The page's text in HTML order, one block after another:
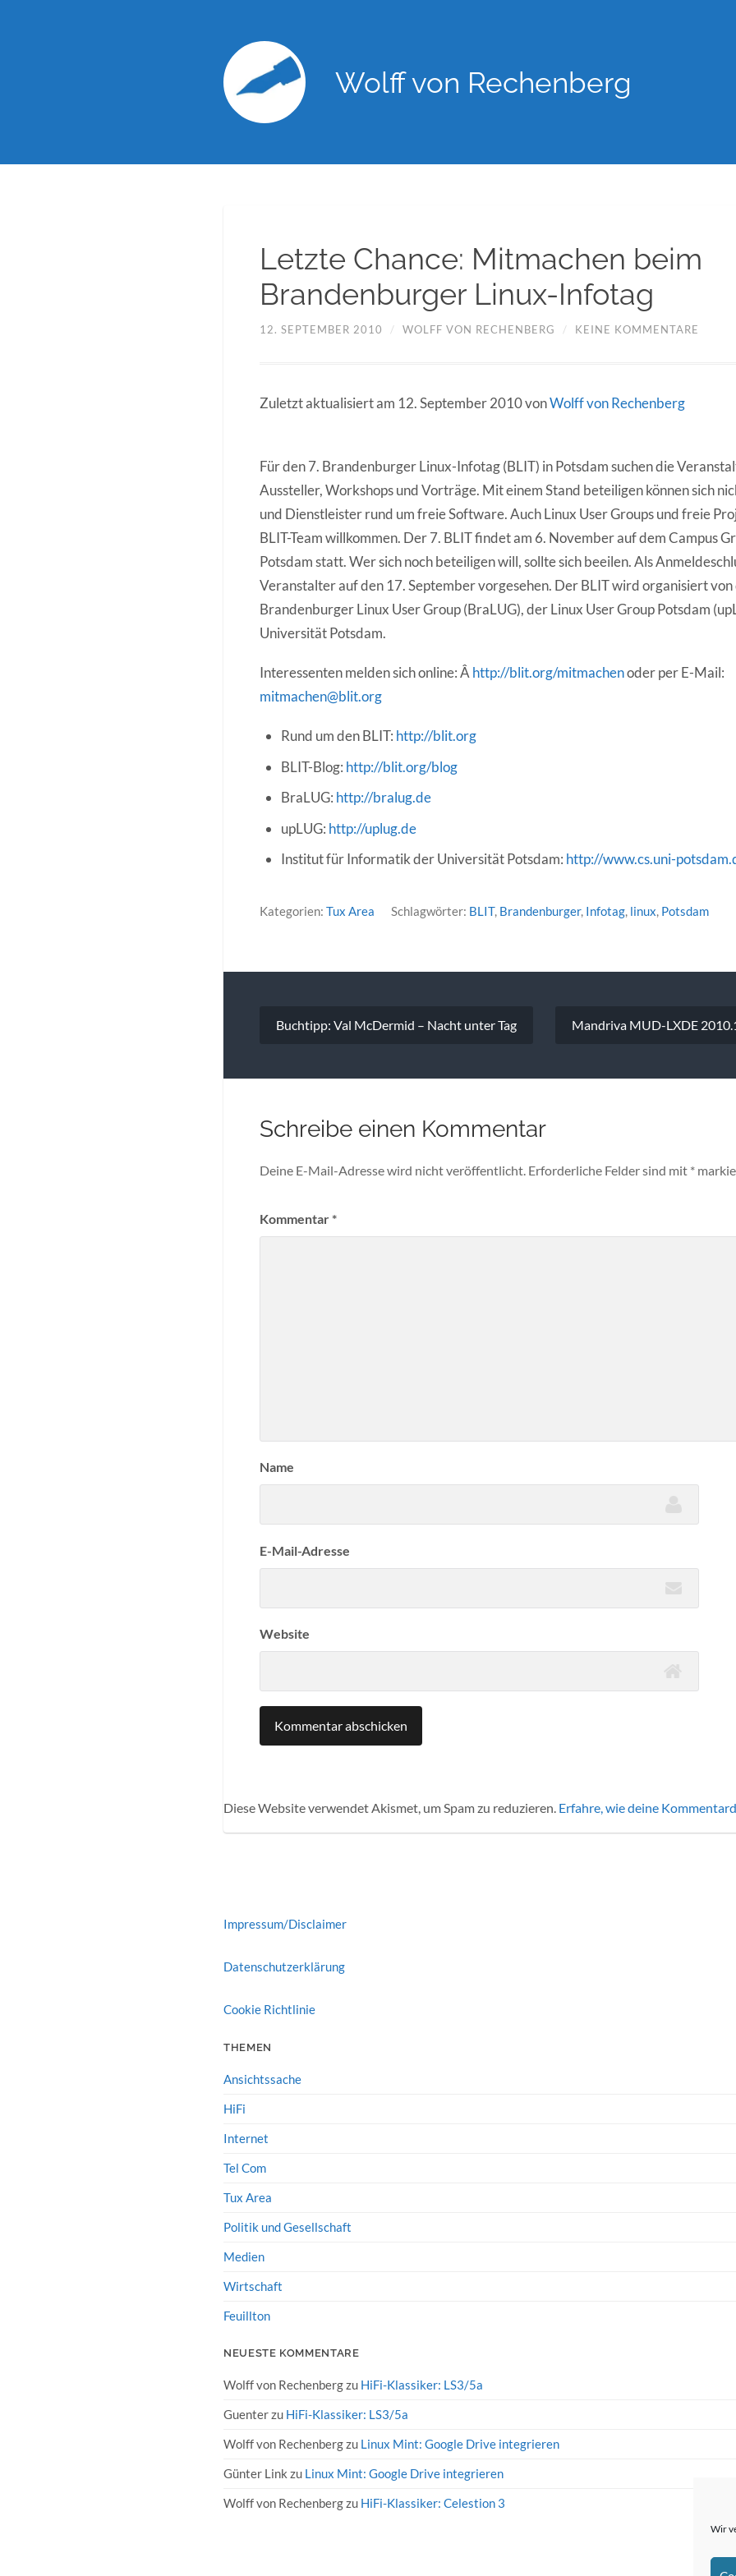
Wir
Wolff von Rechenberg
Letzte Chance: Mitmachen beim
Brandenburger Linux-Infotag
12. SEPTEMBER 2010 / WOLFF VON RECHENBERG / KEINE KOMMENTARE
Zuletzt aktualisiert am 12. September 2010 vonWolff von Rechenberg
Für den 7. Brandenburger Linux-Infotag (BLIT) in Potsdam suchen die
Aussteller, Workshops und Vorträge. Mit einem Stand beteiligen können sich
und Dienstleister rund um freie Software. Auch Linux User Groups und freie
BLIT-Team willkommen. Der 7. BLIT findet am 6. November auf dem Campus
Potsdam statt. Wer sich noch beteiligen will, sollte sich beeilen. Als
Veranstalter auf den 17. September vorgesehen. Der BLIT wird organisiert
Brandenburger Linux User Group (BraLUG), der Linux User Group Potsdam
Universität Potsdam.
Interessenten melden sich online: Â http://blit.org/mitmachenoder per E-Mail:
mitmachen@blit.org
Rund um den BLIT: http://blit.org
BLIT-Blog: http://blit.org/blog
BraLUG: http://bralug.de
upLUG: http://uplug.de
Institut für Informatik der Universität Potsdam: http://www.cs.uni-
Kategorien: Tux Area Schlagwörter: BLIT, Brandenburger, Infotag, linux, Potsdam
Buchtipp: Val McDermid – Nacht unter Tag Mandriva MUD-LXDE
Schreibe einen Kommentar
Deine E-Mail-Adresse wird nicht veröffentlicht. Erforderliche Felder sind mit *
Kommentar*
Name
E-Mail-Adresse
Website
Diese Website verwendet Akismet, um Spam zu reduzieren. Erfahre, wie deine
Impressum/Disclaimer
Datenschutzerklärung
Cookie Richtlinie
THEMEN
Ansichtssache
HiFi
Internet
Tel Com
Tux Area
Politik und Gesellschaft
Medien
Wirtschaft
Feuillton
NEUESTE KOMMENTARE
Wolff von Rechenbergzu HiFi-Klassiker: LS3/5a
Guenterzu HiFi-Klassiker: LS3/5a
Wolff von Rechenbergzu Linux Mint: Google Drive integrieren
Günter Link zu Linux Mint: Google Drive integrieren
Wolff von Rechenbergzu HiFi-Klassiker: Celestion 3